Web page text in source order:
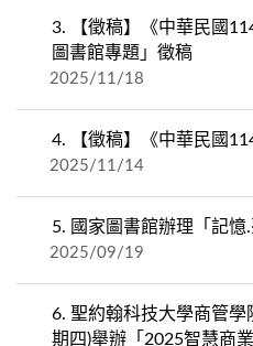
3.
【徵稿】《中華民國
圖書館專題」徵稿
2025/11/18
4. 【徵稿】《中華民國
2025/11/14
5. 國家圖書館辦理「記
2025/09/19
6. 聖約翰科技大學商管學
期四)舉辦「2025智慧商